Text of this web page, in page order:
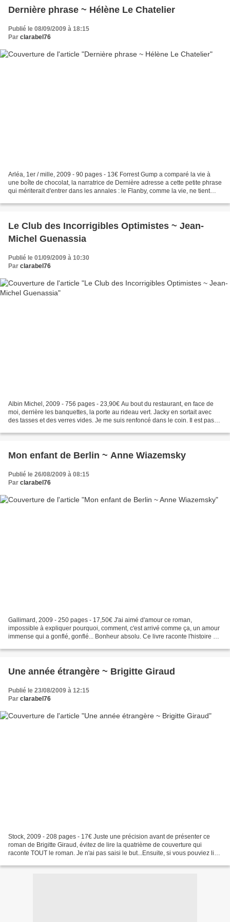
Dernière phrase ~ Hélène Le Chatelier
Publié le 08/09/2009 à 18:15
Par clarabel76
Arléa, 1er / mille, 2009 - 90 pages - 13€ Forrest Gump a comparé la vie à
une boîte de chocolat, la narratrice de Dernière adresse a cette petite phrase
qui mériterait d'entrer dans les annales : le Flanby, comme la vie, ne tient
Le Club des Incorrigibles Optimistes ~ Jean-
Michel Guenassia
Publié le 01/09/2009 à 10:30
Par clarabel76
Albin Michel, 2009 - 756 pages - 23,90€ Au bout du restaurant, en face de
moi, derrière les banquettes, la porte au rideau vert. Jacky en sortait avec
des tasses et des verres vides. Je me suis renfoncé dans le coin. Il est passé
Mon enfant de Berlin ~ Anne Wiazemsky
Publié le 26/08/2009 à 08:15
Par clarabel76
Gallimard, 2009 - 250 pages - 17,50€ J'ai aimé d'amour ce roman,
impossible à expliquer pourquoi, comment, c'est arrivé comme ça, un amour
immense qui a gonflé, gonflé... Bonheur absolu. Ce livre raconte l'histoire de
Une année étrangère ~ Brigitte Giraud
Publié le 23/08/2009 à 12:15
Par clarabel76
Stock, 2009 - 208 pages - 17€ Juste une précision avant de présenter ce
roman de Brigitte Giraud, évitez de lire la quatrième de couverture qui
raconte TOUT le roman. Je n'ai pas saisi le but...Ensuite, si vous pouviez lire